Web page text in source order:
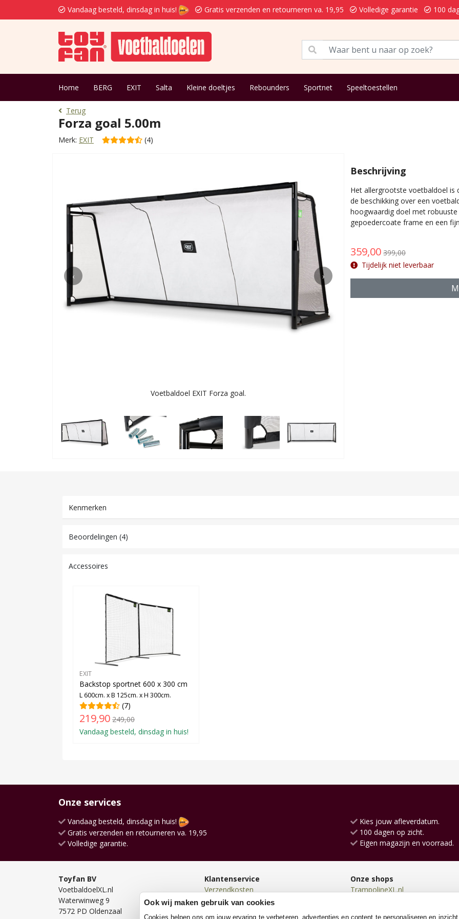
Vandaag besteld, dinsdag in huis! Gratis verzenden en retourneren va. 19,95 Volledige garantie 100
Home BERG EXIT Salta Kleine doeltjes Rebounders Sportnet Speeltoestellen
Terug
Forza goal 5.00m
Merk: EXIT (4)
‹ ›
Voetbaldoel EXIT Forza goal.
Beschrijving
Het allergrootste voetbaldoel is
de beschikking over een
hoogwaardig doel met
gepoedercoate frame en een
359,00 399,00
Tijdelijk niet leverbaar
Kenmerken
Beoordelingen (4)
Accessoires
EXIT
Backstop sportnet 600 x 300 cm
L 600cm. x B 125cm. x H 300cm.
(7)
219,90 249,00
Vandaag besteld, dinsdag in huis!
Onze services
Vandaag besteld, dinsdag in huis!
Gratis verzenden en retourneren va. 19,95
Volledige garantie.
Kies jouw afleverdatum.
100 dagen op zicht.
Eigen magazijn en voorraad.
Toyfan BV
VoetbaldoelXL.nl
Waterwinweg 9
7572 PD Oldenzaal
Klantenservice
Verzendkosten
Bezorgen
Onze shops
TrampolineXL.nl
Ook wij maken gebruik van cookies
Cookies helpen ons om jouw ervaring te verbeteren, advertenties en content te personaliseren en